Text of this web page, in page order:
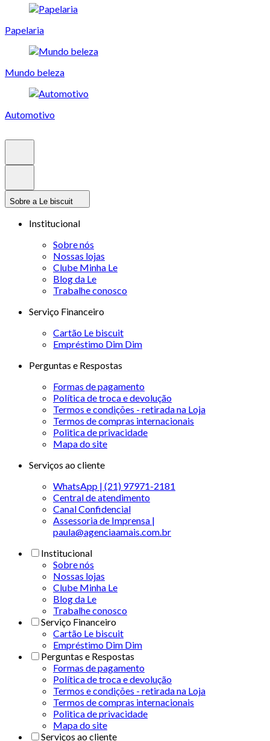
Papelaria
Mundo beleza
Automotivo
Sobre a Le biscuit
Institucional
Sobre nós
Nossas lojas
Clube Minha Le
Blog da Le
Trabalhe conosco
Serviço Financeiro
Cartão Le biscuit
Empréstimo Dim Dim
Perguntas e Respostas
Formas de pagamento
Política de troca e devolução
Termos e condições - retirada na Loja
Termos de compras internacionais
Politica de privacidade
Mapa do site
Serviços ao cliente
WhatsApp | (21) 97971-2181
Central de atendimento
Canal Confidencial
Assessoria de Imprensa |
paula@agenciaamais.com.br
Institucional
Sobre nós
Nossas lojas
Clube Minha Le
Blog da Le
Trabalhe conosco
Serviço Financeiro
Cartão Le biscuit
Empréstimo Dim Dim
Perguntas e Respostas
Formas de pagamento
Política de troca e devolução
Termos e condições - retirada na Loja
Termos de compras internacionais
Politica de privacidade
Mapa do site
Serviços ao cliente